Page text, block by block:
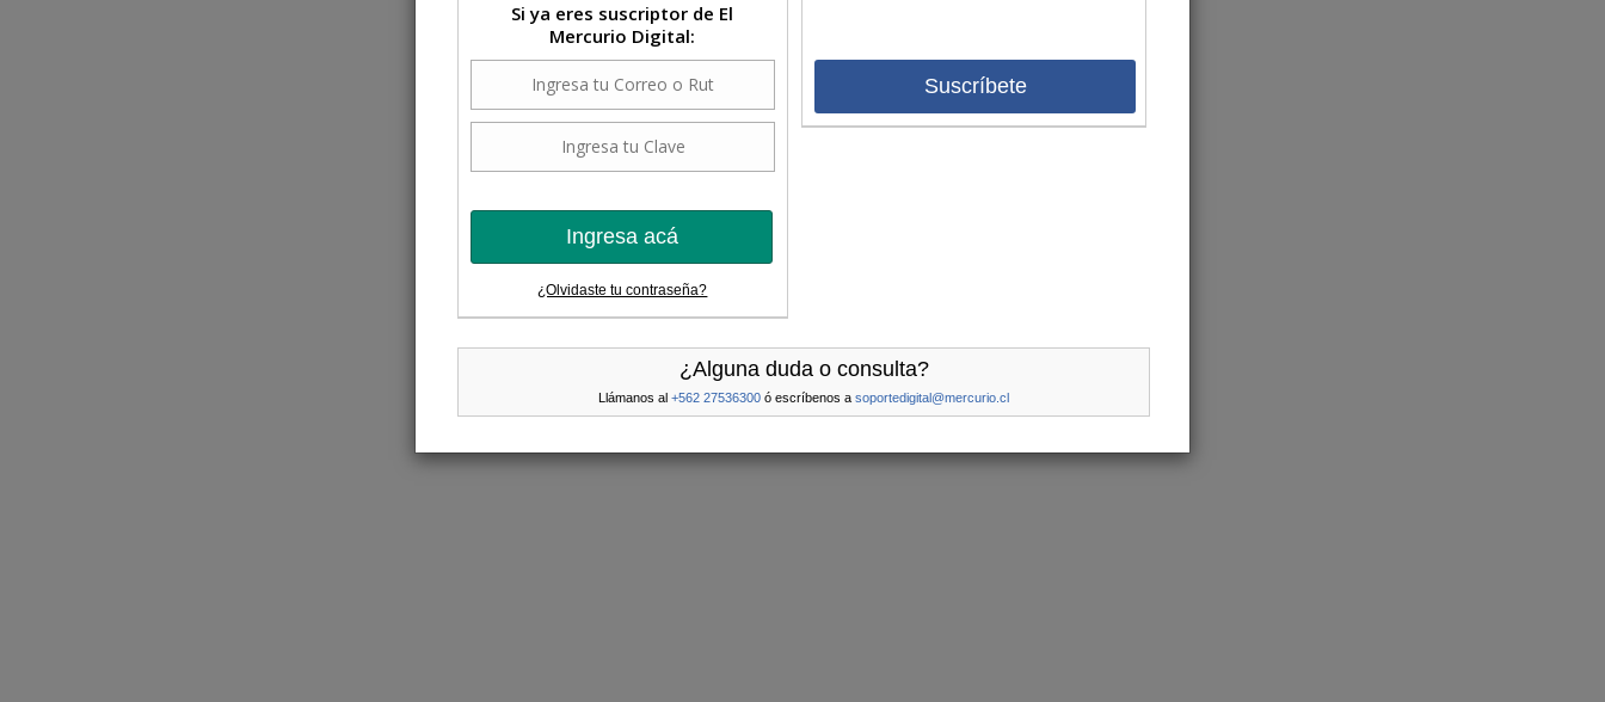
Si ya eres suscriptor de El
Mercurio Digital:
Ingresa acá
¿Olvidaste tu contraseña?
Suscríbete
¿Alguna duda o consulta?
Llámanos al +562 27536300 ó escríbenos a soportedigital@mercurio.cl